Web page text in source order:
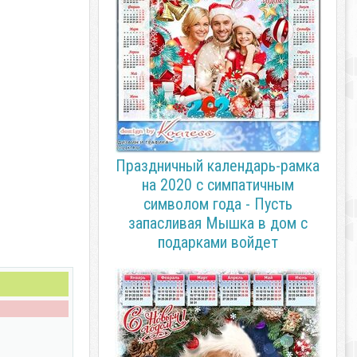
Праздничный календарь-рамка
на 2020 с симпатичным
символом года - Пусть
запасливая Мышка в дом с
подарками войдет